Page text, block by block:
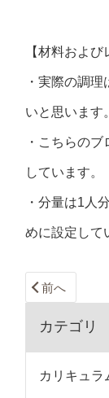
【材料およ
・実際の調
いと思います。
・こちらの
しています。
・分量は1人
めに設定して
前へ
カテゴリ
カリキュラ